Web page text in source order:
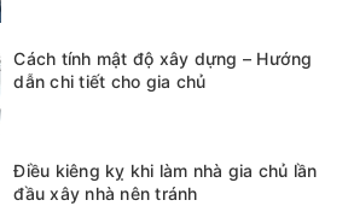
Cách tính mật độ xây dựng – Hướng
dẫn chi tiết cho gia chủ
Điều kiêng kỵ khi làm nhà gia chủ lần
đầu xây nhà nên tránh